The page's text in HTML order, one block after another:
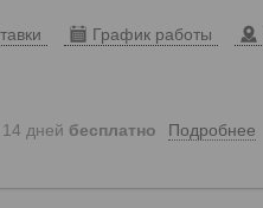
График работы
14 дней бесплатно Подробнее